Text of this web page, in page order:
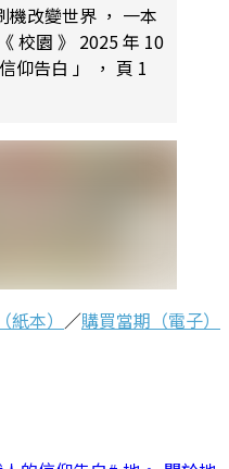
改變世界 ， 一本
校園 》 2025 年 10
仰告白 」 ， 頁 1
本） ／購買當期（電子）